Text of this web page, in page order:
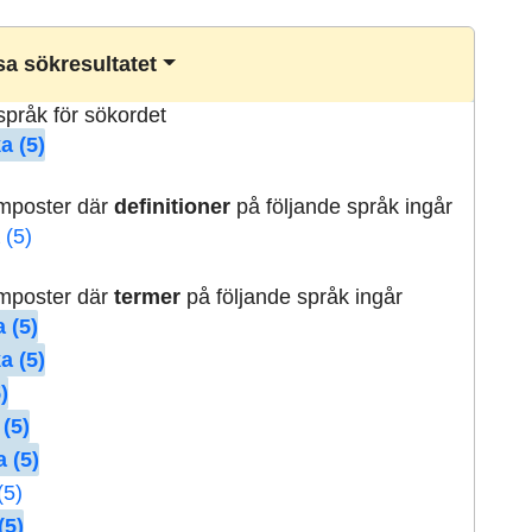
sökresultatet
för sökordet
(5)
därdefinitioner på följande språk ingår
(5)
därtermer på följande språk ingår
(5)
(5)
(5)